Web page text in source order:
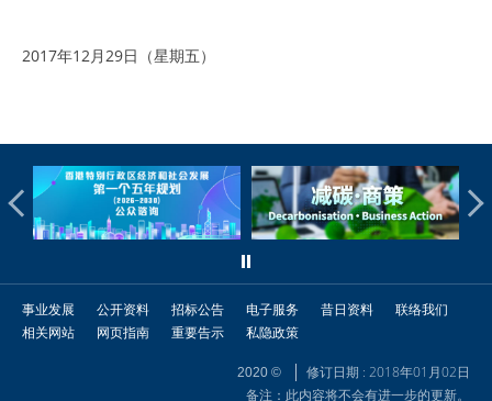
2017年12月29日（星期五）
事业发展 公开资料 招标公告 电子服务 昔日资料
联络我们
相关网站
网页指南 重要告示 私隐政策
2020 ©
修订日期 : 2018年01月02日
备注：此内容将不会有进一步的更新。